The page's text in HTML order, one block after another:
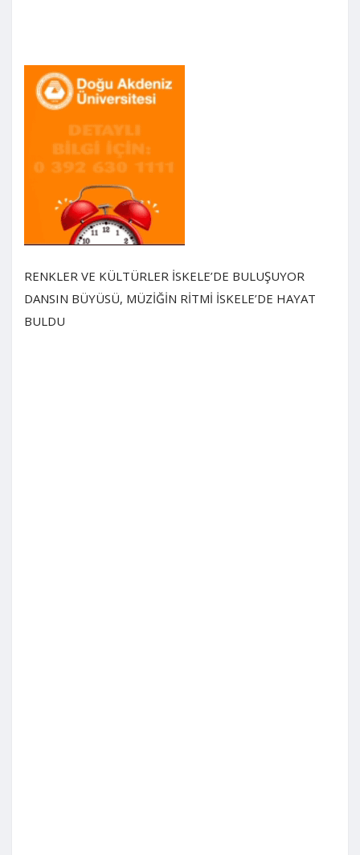
RENKLER VE KÜLTÜRLER İSKELE’DE BULUŞUYOR
DANSIN BÜYÜSÜ, MÜZİĞİN RİTMİ İSKELE’DE HAYAT
BULDU